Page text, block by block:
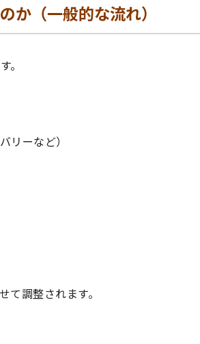
か（一般的な流れ）
。
リーなど）
調整されます。